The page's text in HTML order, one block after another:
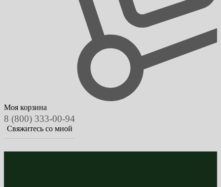
Моя корзина
8 (800) 333-00-94
Свяжитесь со мной